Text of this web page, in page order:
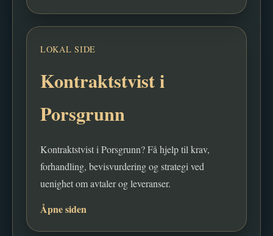
LOKAL SIDE
Kontraktstvist i
Porsgrunn
Kontraktstvist i Porsgrunn? Få hjelp til krav,
forhandling, bevisvurdering og strategi ved
uenighet om avtaler og leveranser.
Åpne siden